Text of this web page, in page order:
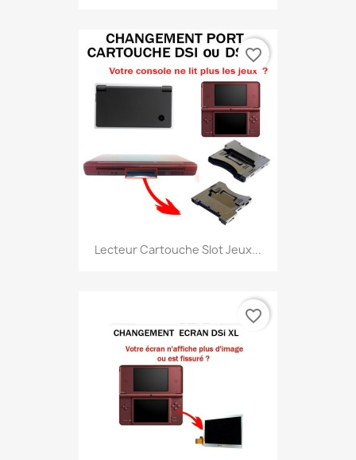
Lecteur Cartouche Slot Jeux...
favorite_border
favorite_border